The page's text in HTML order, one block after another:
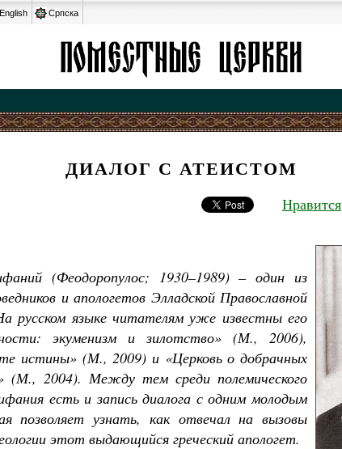
English Српска
ДИАЛОГ С АТЕИСТОМ
Нравится
(Феодоропулос; 1930–1989) – один из
и апологетов Элладской Православной
русском языке читателям уже известны его
экуменизм и зилотство» (М., 2006),
истины» (М., 2009) и «Церковь о добрачных
(М., 2004). Между тем среди полемического
есть и запись диалога с одним молодым
позволяет узнать, как отвечал на вызовы
этот выдающийся греческий апологет.